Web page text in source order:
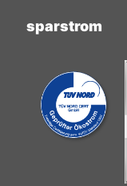
sparstrom